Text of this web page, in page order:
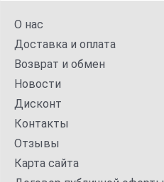
О нас
Доставка и оплата
Возврат и обмен
Новости
Дисконт
Контакты
Отзывы
Карта сайта